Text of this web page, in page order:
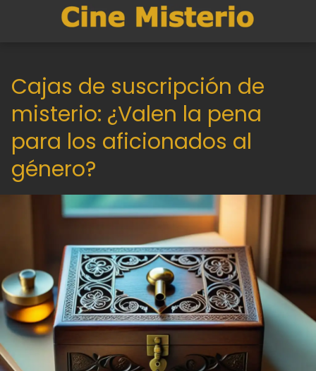
Cajas de suscripción de
misterio: ¿Valen la pena
para los aficionados al
género?